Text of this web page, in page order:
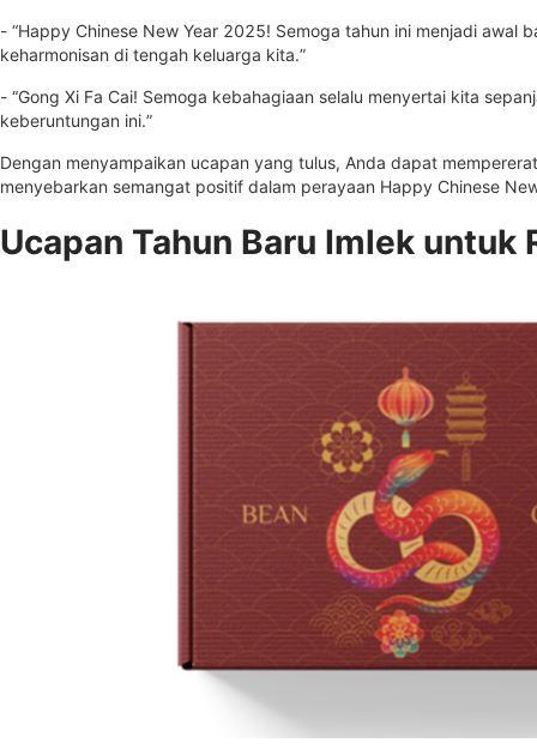
- “Happy Chinese New Year 2025! Semoga tahun ini menjadi awal
keharmonisan di tengah keluarga kita.”
- “Gong Xi Fa Cai! Semoga kebahagiaan selalu menyertai kita
keberuntungan ini.”
Dengan menyampaikan ucapan yang tulus, Anda dapat
menyebarkan semangat positif dalam perayaan Happy Chinese
Ucapan Tahun Baru Imlek untuk